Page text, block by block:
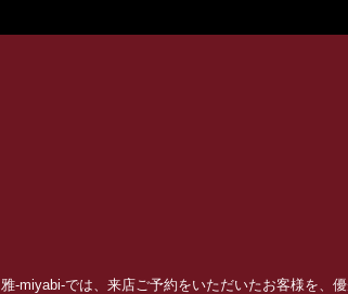
雅-miyabi-では、来店ご予約をいただいたお客様を、